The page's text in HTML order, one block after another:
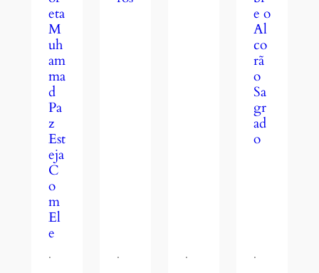
eta
M
uh
am
ma
d
Pa
z
Est
eja
C
o
m
El
e
·
·
·
e o
Al
co
rã
o
Sa
gr
ad
o
·